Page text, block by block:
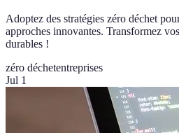
Adoptez des stratégies zéro déchet
approches innovantes. Transformez
durables !
zéro déchetentreprises
Jul 1